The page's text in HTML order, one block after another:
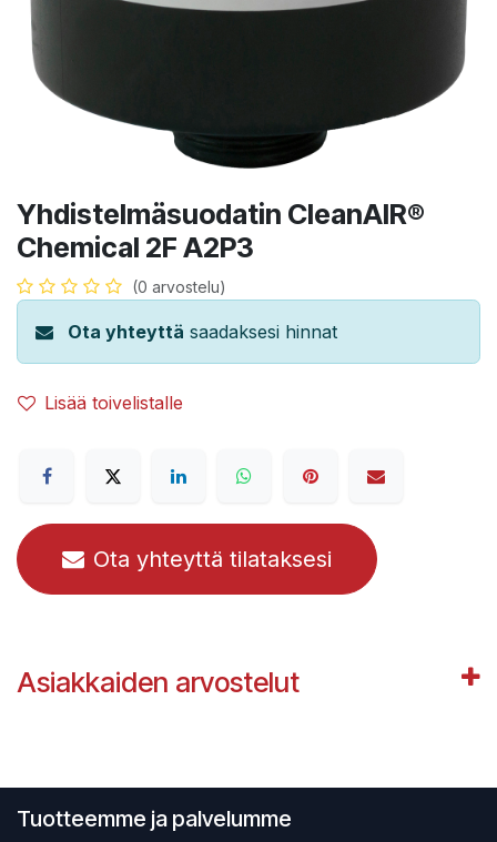
Yhdistelmäsuodatin CleanAIR®
Chemical 2F A2P3
(0 arvostelu)
Ota yhteyttä saadaksesi hinnat
Lisää toivelistalle
Ota yhteyttä tilataksesi
Asiakkaiden arvostelut
Tuotteemme ja palvelumme